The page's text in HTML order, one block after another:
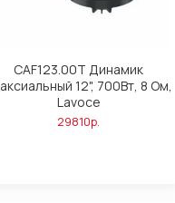
CAF123.00T Динамик
12", 700Вт, 8 Ом,
Lavoce
29810р.